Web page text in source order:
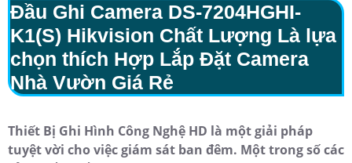
Đầu Ghi Camera DS-7204HGHI-
K1(S) Hikvision Chất Lượng Là lựa
chọn thích Hợp Lắp Đặt Camera
Nhà Vườn Giá Rẻ
Thiết Bị Ghi Hình Công Nghệ HD là một giải pháp
tuyệt vời cho việc giám sát ban đêm. Một trong số các